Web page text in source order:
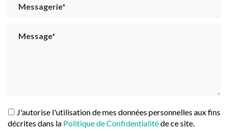
J'autorise l'utilisation de mes données personnelles aux fins
décrites dans la Politique de Confidentialitéde ce site.